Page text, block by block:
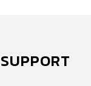
SUPPORT